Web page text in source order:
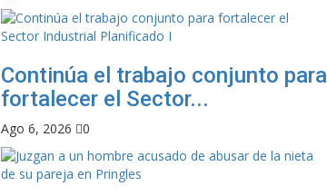
Continúa el trabajo conjunto para
fortalecer el Sector...
Ago 6, 2026 0